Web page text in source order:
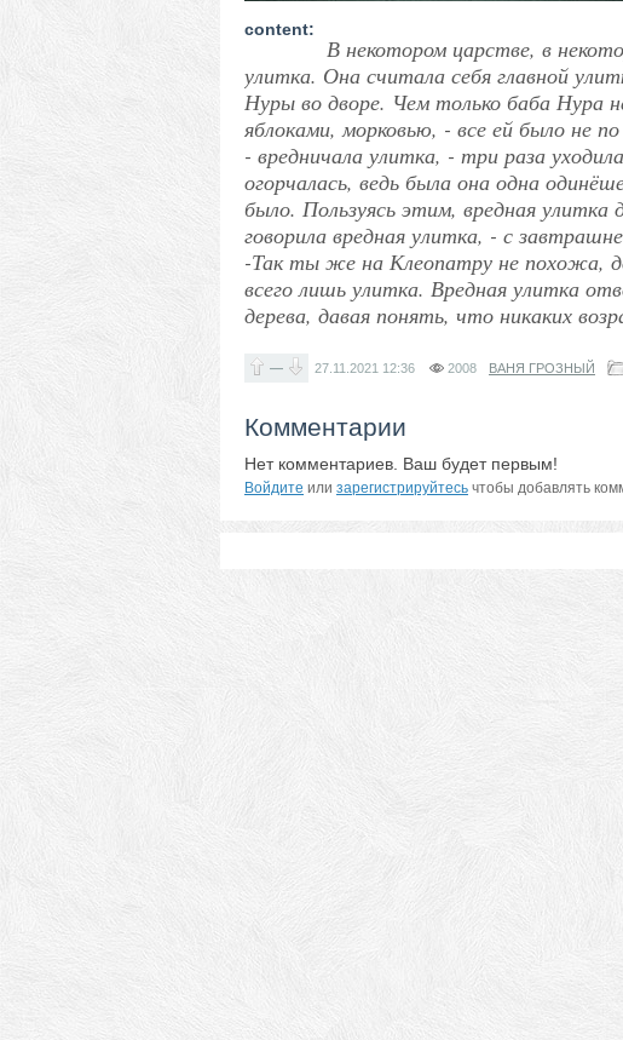
content:
В некотором царстве, в
улитка. Она считала себя главной
Нуры во дворе. Чем только баба Нура
яблоками, морковью, - все ей было не
- вредничала улитка, - три раза
огорчалась, ведь была она одна
было. Пользуясь этим, вредная улитка
говорила вредная улитка, - с
-Так ты же на Клеопатру не похожа,
всего лишь улитка. Вредная улитка
дерева, давая понять, что никаких
— 27.11.2021 12:36 2008 ВАНЯ ГРОЗНЫЙ
Комментарии
Нет комментариев. Ваш будет первым!
Войдите или зарегистрируйтесь чтобы добавлять